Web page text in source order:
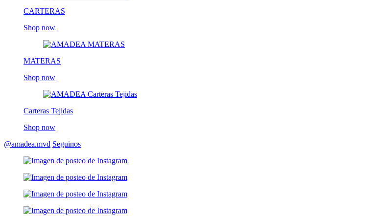
CARTERAS
Shop now
MATERAS
Shop now
Carteras Tejidas
Shop now
@amadea.mvd Seguinos